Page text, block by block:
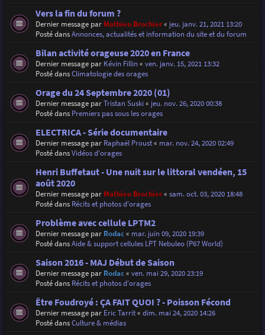
Vers la fin du forum ?
Dernier message par Mathieu Brochier« jeu. janv. 21, 2021 13:20
Posté dansAnnonces, actualités et information du site et du forum
Bilan activité orageuse 2020 en France
Dernier message par Kévin Fillin« ven. janv. 15, 2021 13:32
Posté dansClimatologie des orages
Orage du 24 Septembre 2020 (01)
Dernier message parTristan Suski« jeu. nov. 26, 2020 00:38
Posté dans Premiers pas sous les orages
ELECTRICA - Série documentaire
Dernier message par Raphaël Proust« mar. nov. 24, 2020 02:49
Posté dansVidéos d'orages
Henri Buffetaut - Une nuit sur le littoral vendéen, 15
août 2020
Dernier message par Mathieu Brochier« sam. oct. 03, 2020 18:48
Posté dans Récits et photos d'orages
Problème avec cellule LPTM2
Dernier message par Rodac« mar. juin 09, 2020 19:39
Posté dansAide & support cellules LPT Nebuleo (P67 World)
Saison 2016 - MAJ Début de Saison
Dernier message par Rodac« ven. mai 29, 2020 23:19
Posté dans Récits et photos d'orages
Être Foudroyé : ÇA FAIT QUOI ? - Poisson Fécond
Dernier message par Eric Tarrit« dim. mai 24, 2020 14:26
Posté dansCulture & médias